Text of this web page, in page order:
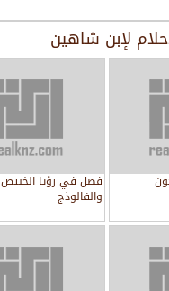
لإبن شاهين
فصل في رؤيا الخبيص
والفالوذج